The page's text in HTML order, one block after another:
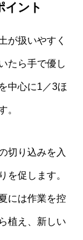
イント
が扱いやすく
たら手で優し
中心に1／3ほ
。
切り込みを入
を促します。
には作業を控
植え、新しい